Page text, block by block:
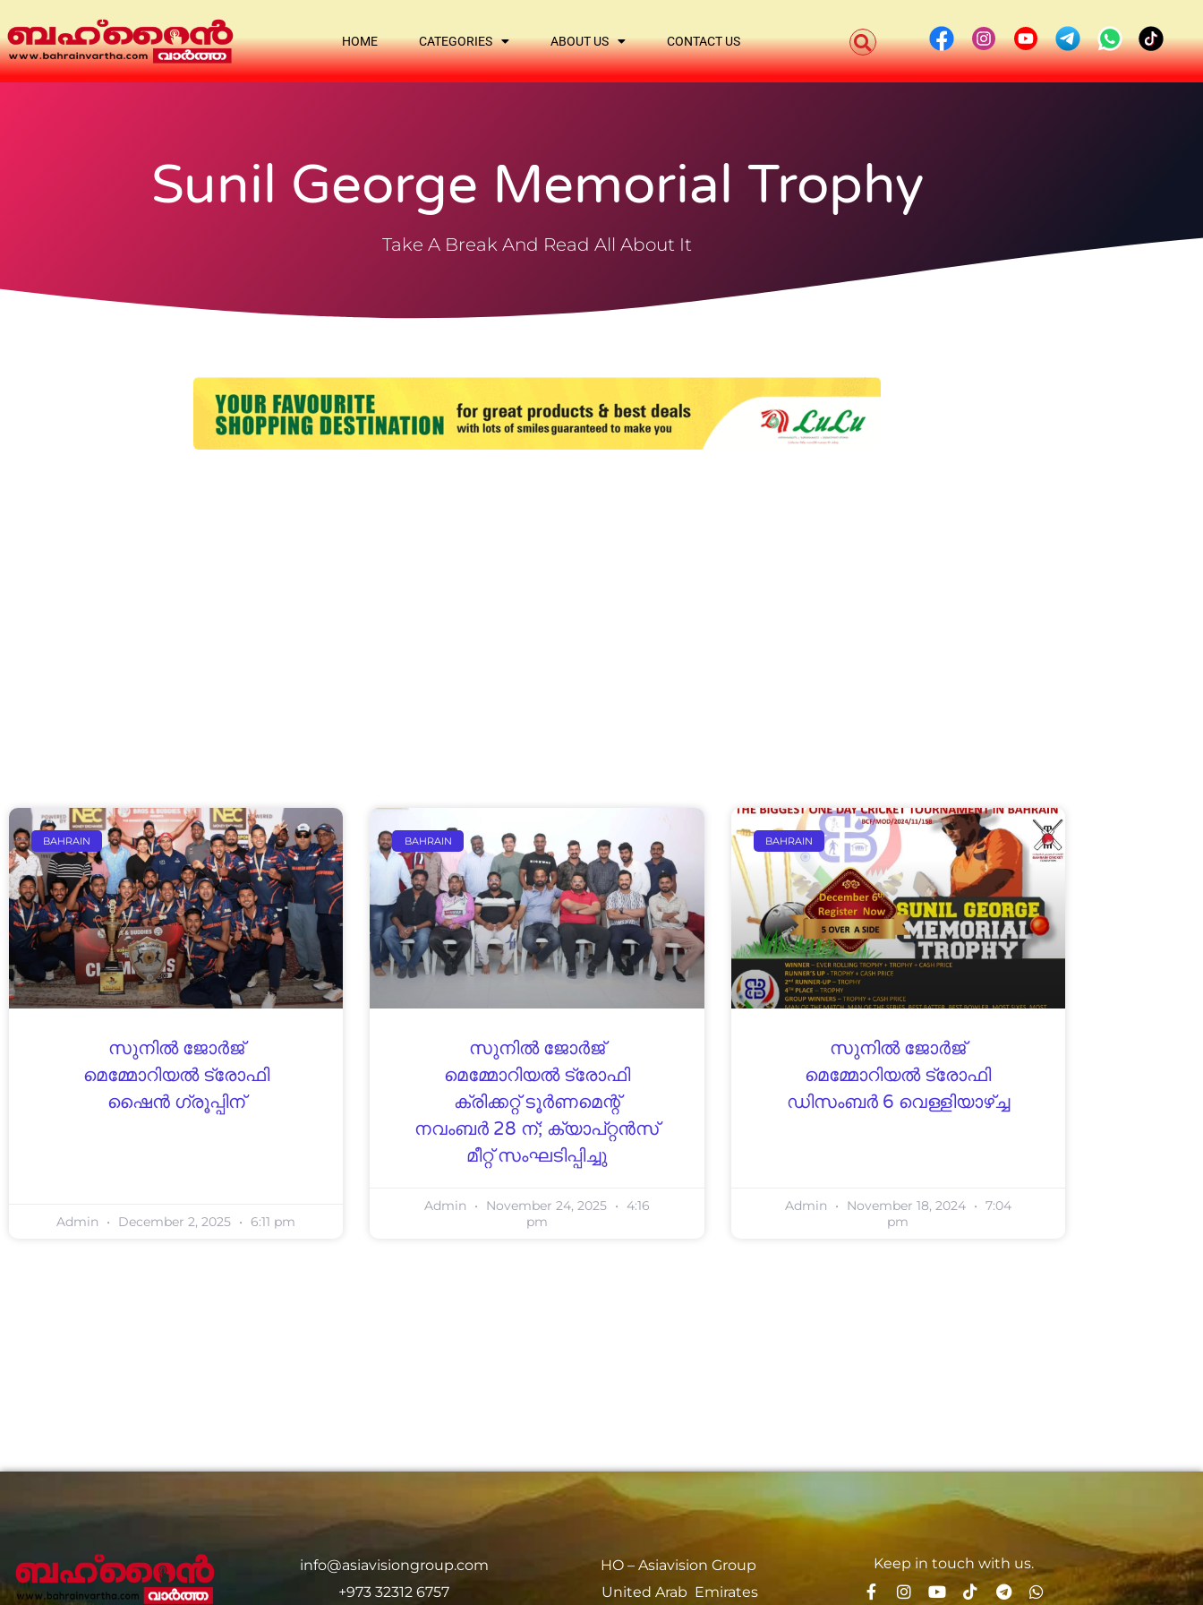
HOME CATEGORIES ABOUT US CONTACT US
Sunil George Memorial Trophy
Take A Break And Read All About It
BAHRAIN
സുനില്‍ ജോര്‍ജ്
മെമ്മോറിയല്‍ ട്രോഫി
ഷൈന്‍ ഗ്രൂപ്പിന്
Admin December 2, 2025 6:11 pm
BAHRAIN
സുനിൽ ജോർജ്
മെമ്മോറിയൽ ട്രോഫി
ക്രിക്കറ്റ് ടൂർണമെന്റ്
നവംബർ 28 ന്; ക്യാപ്റ്റൻസ്
മീറ്റ് സംഘടിപ്പിച്ചു
Admin November 24, 2025
4:16
pm
BAHRAIN
സുനിൽ ജോർജ്
മെമ്മോറിയൽ ട്രോഫി
ഡിസംബർ 6 വെള്ളിയാഴ്ച്ച
Admin November 18, 2024
7:04
pm
info@asiavisiongroup.com
+973 32312 6757
HO – Asiavision Group
United Arab Emirates
Keep in touch with us.